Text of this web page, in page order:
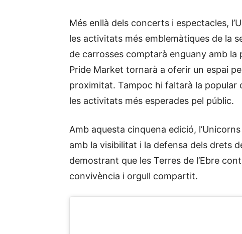
Més enllà dels concerts i espectacles,
les activitats més emblemàtiques de la
de carrosses comptarà enguany amb
Pride Market tornarà a oferir un espai
proximitat. Tampoc hi faltarà la popular
les activitats més esperades pel públic.
Amb aquesta cinquena edició,
amb la visibilitat i la defensa dels drets
demostrant que les Terres de l’Ebre
convivència i orgull compartit.